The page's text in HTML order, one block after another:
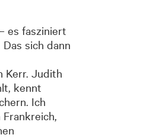
es fasziniert
sich dann
Kerr. Judith
kennt
Ich